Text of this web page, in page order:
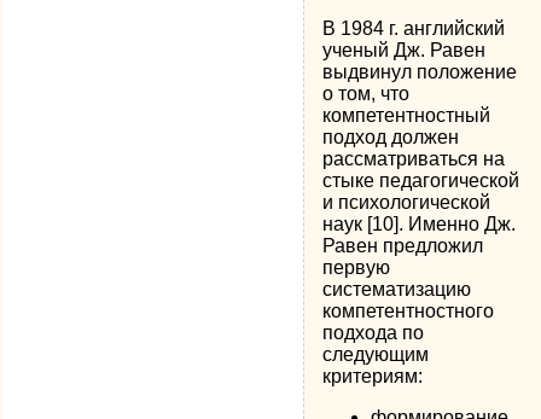
В 1984 г. английский
ученый Дж. Равен
выдвинул положение
о том, что
компетентностный
подход должен
рассматриваться на
стыке педагогической
и психологической
наук [10]. Именно Дж.
Равен предложил
первую
систематизацию
компетентностного
подхода по
следующим
критериям: